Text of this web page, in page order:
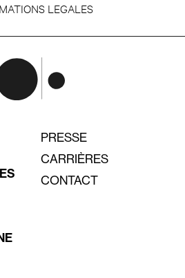
LEGALES
PRESSE
CARRIÈRES
CONTACT